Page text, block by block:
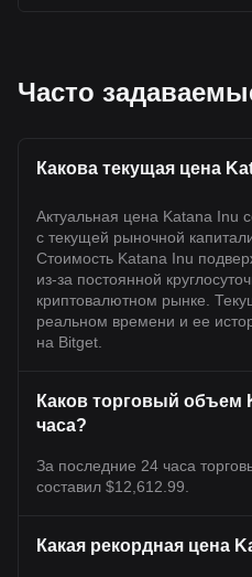
Часто
Какова текущая цена
Актуальная цена Katana Inu
с текущей рыночной
Стоимость Katana Inu
из-за постоянной
криптовалютном рынке.
реальном времени и ее
на Bitget.
Каков торговый объем
часа?
За последние 24 часа
составил $12,612.99.
Какая рекордная цена